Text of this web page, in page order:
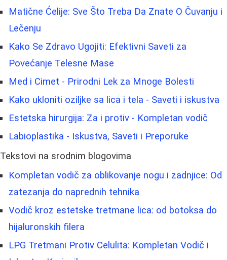
Matične Ćelije: Sve Što Treba Da Znate O Čuvanju i
Lečenju
Kako Se Zdravo Ugojiti: Efektivni Saveti za
Povećanje Telesne Mase
Med i Cimet - Prirodni Lek za Mnoge Bolesti
Kako ukloniti oziljke sa lica i tela - Saveti i iskustva
Estetska hirurgija: Za i protiv - Kompletan vodič
Labioplastika - Iskustva, Saveti i Preporuke
Tekstovi na srodnim blogovima
Kompletan vodič za oblikovanje nogu i zadnjice: Od
zatezanja do naprednih tehnika
Vodič kroz estetske tretmane lica: od botoksa do
hijaluronskih filera
LPG Tretmani Protiv Celulita: Kompletan Vodič i